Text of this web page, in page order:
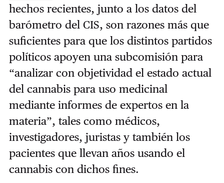
hechos recientes, junto a los datos del
barómetro del CIS, son razones más que
suficientes para que los distintos partidos
políticos apoyen una subcomisión para
“analizar con objetividad el estado actual
del cannabis para uso medicinal
mediante informes de expertos en la
materia”, tales como médicos,
investigadores, juristas y también los
pacientes que llevan años usando el
cannabis con dichos fines.